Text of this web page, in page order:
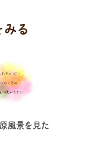
みる
風景を見た